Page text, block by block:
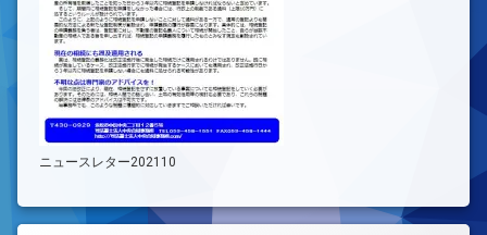
ニュースレター202110